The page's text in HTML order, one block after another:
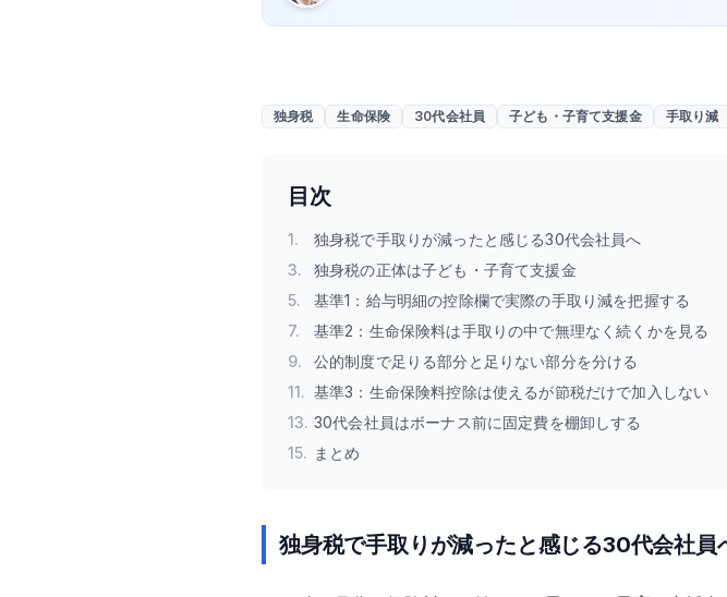
独身税 生命保険 30代会社員 子ども・子育て支援金 手取り減
目次
1. 独身税で手取りが減ったと感じる30代会社員へ
3. 独身税の正体は子ども・子育て支援金
5. 基準1：給与明細の控除欄で実際の手取り減を把握する
7. 基準2：生命保険料は手取りの中で無理なく続くかを見る
9. 公的制度で足りる部分と足りない部分を分ける
11. 基準3：生命保険料控除は使えるが節税だけで加入しない
13. 30代会社員はボーナス前に固定費を棚卸しする
15. まとめ
独身税で手取りが減ったと感じる30代会社員